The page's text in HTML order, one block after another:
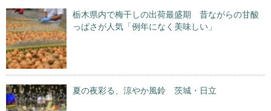
栃木県内で梅干しの出荷最盛期 昔ながらの甘酸
っぱさが人気「例年になく美味しい」
夏の夜彩る、涼やか風鈴 茨城・日立